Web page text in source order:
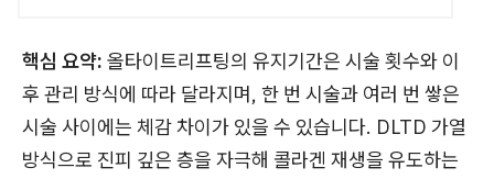
핵심 요약: 올타이트리프팅의 유지기간은 시술 횟수와 이
후 관리 방식에 따라 달라지며, 한 번 시술과 여러 번 쌓은
시술 사이에는 체감 차이가 있을 수 있습니다. DLTD 가열
방식으로 진피 깊은 층을 자극해 콜라겐 재생을 유도하는